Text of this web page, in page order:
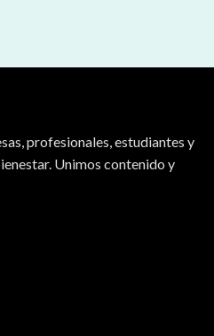
profesionales, estudiantes y
Unimos contenido y